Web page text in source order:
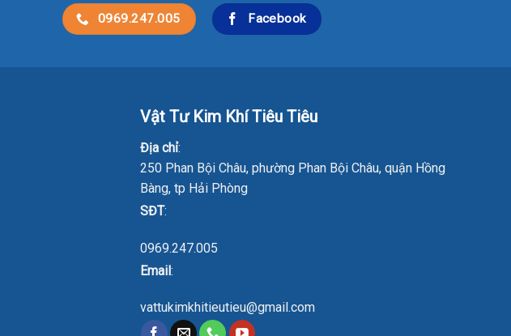
0969.247.005 Facebook
Vật Tư Kim Khí Tiêu Tiêu
Địa chỉ:
250 Phan Bội Châu, phường Phan Bội Châu, quận Hồng
Bàng, tp Hải Phòng
SĐT:
0969.247.005
Email:
vattukimkhitieutieu@gmail.com